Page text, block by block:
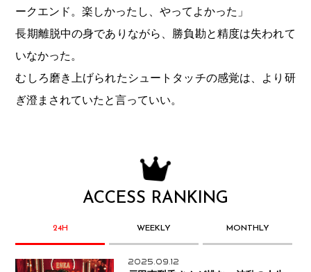
ークエンド。楽しかったし、やってよかった」
長期離脱中の身でありながら、勝負勘と精度は失われて
いなかった。
むしろ磨き上げられたシュートタッチの感覚は、より研
ぎ澄まされていたと言っていい。
ACCESS RANKING
24H WEEKLY MONTHLY
2025.09.12